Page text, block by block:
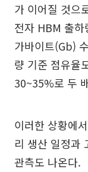
가 이어질 것으
전자 HBM 출
가바이트(Gb)
량 기준 점유율
30~35%로 두
이러한 상황에
리 생산 일정과
관측도 나온다.